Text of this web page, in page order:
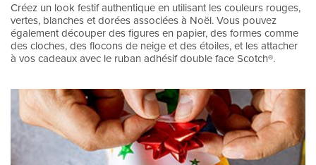
Créez un look festif authentique en utilisant les couleurs rouges,
vertes, blanches et dorées associées à Noël. Vous pouvez
également découper des figures en papier, des formes comme
des cloches, des flocons de neige et des étoiles, et les attacher
à vos cadeaux avec le ruban adhésif double face Scotch®.